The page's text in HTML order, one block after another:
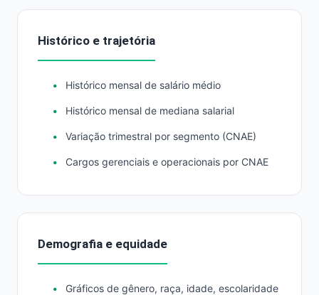
Histórico e trajetória
Histórico mensal de salário médio
Histórico mensal de mediana salarial
Variação trimestral por segmento (CNAE)
Cargos gerenciais e operacionais por CNAE
Demografia e equidade
Gráficos de gênero, raça, idade, escolaridade